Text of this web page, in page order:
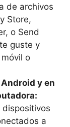
de archivos
Store,
o Send
guste y
o
y en
a